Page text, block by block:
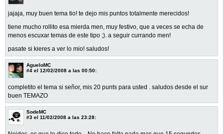
jajaja, muy buen tema tio! te dejo mis puntos totalmente merecidos!
tiene mucho rollito esa mierda men, muy festivo, que a veces se echa de
menos escuxar temas de este tipo ;). a seguir currando men!
pasate si kieres a ver lo mio! saludos!
AgueloMC
#4 el 12/02/2008 a las 00:50:
completito el tema si señor, mis 20 punts para usted . saludos desde el sur
buen TEMAZO
SodeMC
#3 el 11/02/2008 a las 23:28: